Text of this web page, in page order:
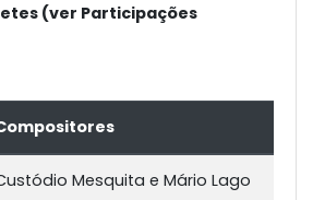
(ver Participações
Mesquita e Mário Lago